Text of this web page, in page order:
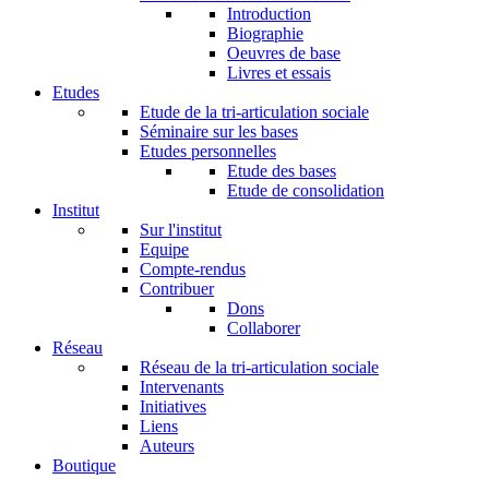
Introduction
Biographie
Oeuvres de base
Livres et essais
Etudes
Etude de la tri-articulation sociale
Séminaire sur les bases
Etudes personnelles
Etude des bases
Etude de consolidation
Institut
Sur l'institut
Equipe
Compte-rendus
Contribuer
Dons
Collaborer
Réseau
Réseau de la tri-articulation sociale
Intervenants
Initiatives
Liens
Auteurs
Boutique